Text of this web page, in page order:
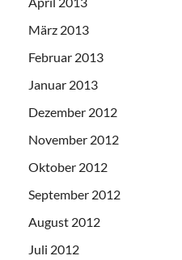
März 2013
Februar 2013
Januar 2013
Dezember 2012
November 2012
Oktober 2012
September 2012
August 2012
Juli 2012